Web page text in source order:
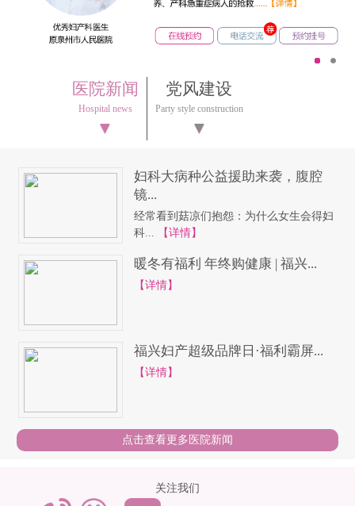
医院新闻
Hospital news
▼
党风建设
Party style construction
▼
妇科大病种公益援助来袭，腹腔
镜...
经常看到菇凉们抱怨：为什么女生会得妇
科...
【详情】
暖冬有福利 年终购健康 | 福兴...
【详情】
福兴妇产超级品牌日·福利霸屏...
【详情】
点击查看更多医院新闻
关注我们